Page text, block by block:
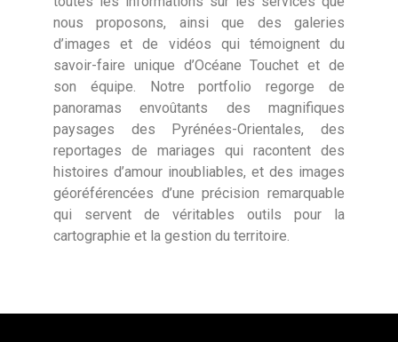
nous proposons, ainsi que des galeries
d’images et de vidéos qui témoignent du
savoir-faire unique d’Océane Touchet et de
son équipe. Notre portfolio regorge de
panoramas envoûtants des magnifiques
paysages des Pyrénées-Orientales, des
reportages de mariages qui racontent des
histoires d’amour inoubliables, et des images
géoréférencées d’une précision remarquable
qui servent de véritables outils pour la
cartographie et la gestion du territoire.